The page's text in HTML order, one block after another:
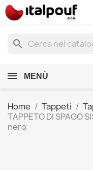
search
MENÙ
Home Tappeti
TAPPETO DI SPAGO
nero